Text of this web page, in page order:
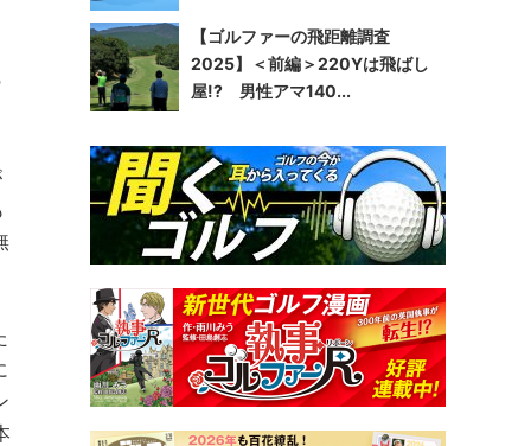
【ゴルファーの飛距離調査
2025】＜前編＞220Yは飛ばし
屋!? 男性アマ140...